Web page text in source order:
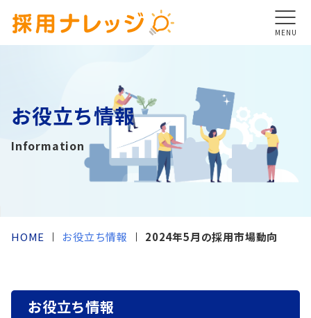
MENU
お役立ち情報
Information
HOME お役立ち情報 2024年5月の採用市場動向
お役立ち情報